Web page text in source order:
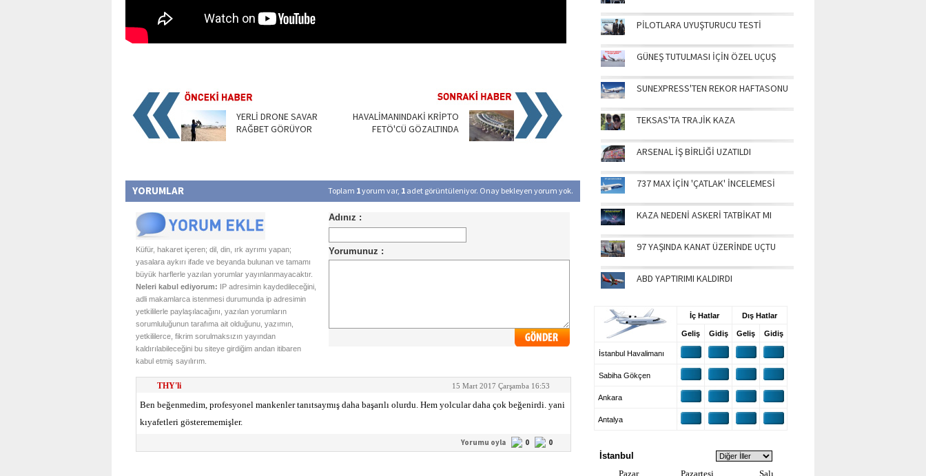
YERLİ DRONE SAVAR
RAĞBET GÖRÜYOR
HAVALİMANINDAKİ KRİPTO
FETÖ'CÜ GÖZALTINDA
YORUMLAR Toplam 1yorum var, 1 adet görüntüleniyor. Onay bekleyen yorum yok.
Küfür, hakaret içeren; dil, din, ırk ayrımı yapan;
yasalara aykırı ifade ve beyanda bulunan ve tamamı
büyük harflerle yazılan yorumlar yayınlanmayacaktır.
Neleri kabul ediyorum: IP adresimin kaydedileceğini,
adli makamlarca istenmesi durumunda ip adresimin
yetkililerle paylaşılacağını, yazılan yorumların
sorumluluğunun tarafıma ait olduğunu, yazımın,
yetkililerce, fikrim sorulmaksızın yayından
kaldırılabileceğini bu siteye girdiğim andan itibaren
kabul etmiş sayılırım.
THY'li 15 Mart 2017 Çarşamba 16:53
Ben beğenmedim, profesyonel mankenler tanıtsaymış daha başarılı olurdu. Hem yolcular daha çok beğenirdi. yani
kıyafetleri gösterememişler.
Yorumu oyla 0 0
PİLOTLARA UYUŞTURUCU TESTİ
GÜNEŞ TUTULMASI İÇİN ÖZEL UÇUŞ
SUNEXPRESS'TEN REKOR HAFTASONU
TEKSAS'TA TRAJİK KAZA
ARSENAL İŞ BİRLİĞİ UZATILDI
737 MAX İÇİN 'ÇATLAK' İNCELEMESİ
KAZA NEDENİ ASKERİ TATBİKAT MI
97 YAŞINDA KANAT ÜZERİNDE UÇTU
ABD YAPTIRIMI KALDIRDI
İç Hatlar Dış Hatlar
Geliş Gidiş Geliş Gidiş
İstanbul Havalimanı
Sabiha Gökçen
Ankara
Antalya
İstanbul
Pazar
Pazartesi Salı